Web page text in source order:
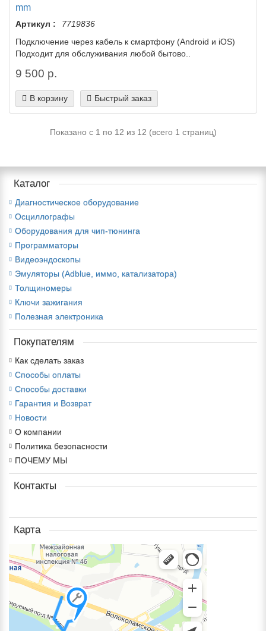
mm
Артикул :
7719836
Подключение через кабель к смартфону (Android и iOS)
Подходит для обслуживания любой бытово..
9 500 р.
В корзину Быстрый заказ
Показано с 1 по 12 из 12 (всего 1 страниц)
Каталог
Диагностическое оборудование
Осциллографы
Оборудования для чип-тюнинга
Программаторы
Видеоэндоскопы
Эмуляторы (Adblue, иммо, катализатора)
Толщиномеры
Ключи зажигания
Полезная электроника
Покупателям
Как сделать заказ
Способы оплаты
Способы доставки
Гарантия и Возврат
Новости
О компании
Политика безопасности
ПОЧЕМУ МЫ
Контакты
Карта